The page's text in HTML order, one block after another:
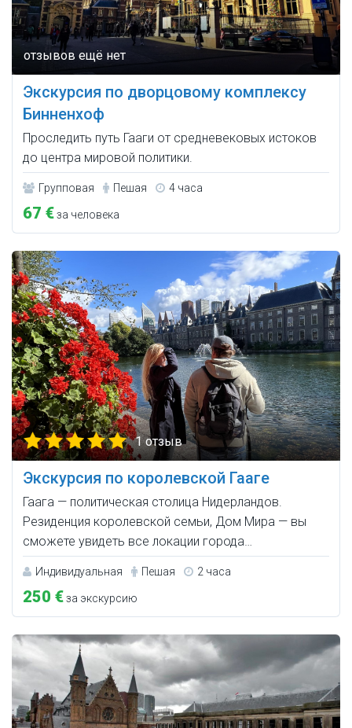
Экскурсия по дворцовому комплексу
Бинненхоф
Проследить путь Гааги от средневековых истоков
до центра мировой политики.
Групповая Пешая 4 часа
67 €за человека
1 отзыв
Экскурсия по королевской Гааге
Гаага — политическая столица Нидерландов.
Резиденция королевской семьи, Дом Мира — вы
сможете увидеть все локации города…
Индивидуальная Пешая 2 часа
250 €за экскурсию